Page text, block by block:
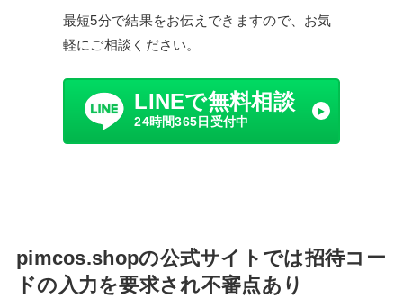
最短5分で結果をお伝えできますので、お気
軽にご相談ください。
LINEで無料相談
24時間365日受付中
pimcos.shopの公式サイトでは招待コー
ドの入力を要求され不審点あり